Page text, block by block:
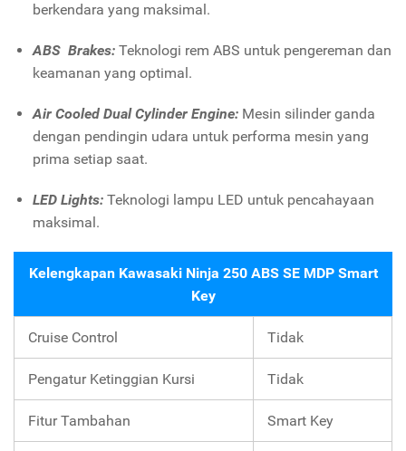
berkendara yang maksimal.
ABS Brakes: Teknologi rem ABS untuk pengereman dan
keamanan yang optimal.
Air Cooled Dual Cylinder Engine: Mesin silinder ganda
dengan pendingin udara untuk performa mesin yang
prima setiap saat.
LED Lights: Teknologi lampu LED untuk pencahayaan
maksimal.
Kelengkapan Kawasaki Ninja 250 ABS SE MDP Smart
Key
Cruise Control Tidak
Pengatur Ketinggian Kursi Tidak
Fitur Tambahan Smart Key